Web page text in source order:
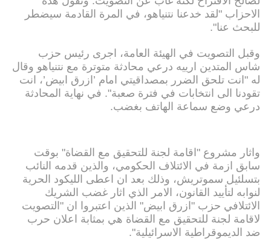
الاحزاب "لقد خدعنا نتنياهو، في المرة القادمة سيضطر
للبحث عنا".
وقبل التصويت في الهيئة العامة، اجرى رئيس حزب
شاس المتدين ارييه درعي محادثة متوترة مع نتنياهو وقال
له "انت تلحق الضرر بمصداقيتي امام ’ازرق ابيض’، انت
تقودنا الى انتخابات في فترة صعبة". في نهاية المحادثة
درعي وضع سماعة الهاتف بغضب.
واثار مشروع "اقامة لجنة للتحقيق مع القضاة" بوقت
سابق ازمة في الائتلاف الحكومي، والذين قدمه النائب
بتسلئيل سموتريش، وذلك بعد ان اعطى الليكود الحرية
لنوابه لتأييد القانون، الامر الذي اثار غضب الشريك
الائتلافي حزب "ازرق ابيض" الذين اعتبروا ان "التصويت
لاقامة لجنة للتحقيق مع القضاة هي بمثابة اعلان حرب
ضد الديموقراطية الاسرائيلية".